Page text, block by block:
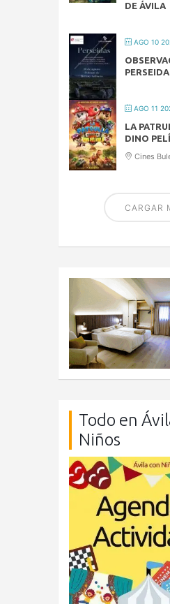
DE ÁVILA
AGO 10
AGO 11
LA
DINO
Cines
CARGAR
Todo en
Niños